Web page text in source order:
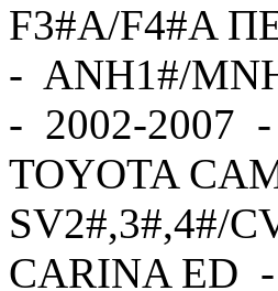
F3#A/F4#A
- ANH1#/
- 2002-2007
TOYOTA
SV2#,3#,4#/
CARINA ED